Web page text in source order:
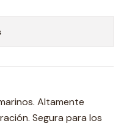
Altamente
Segura para los